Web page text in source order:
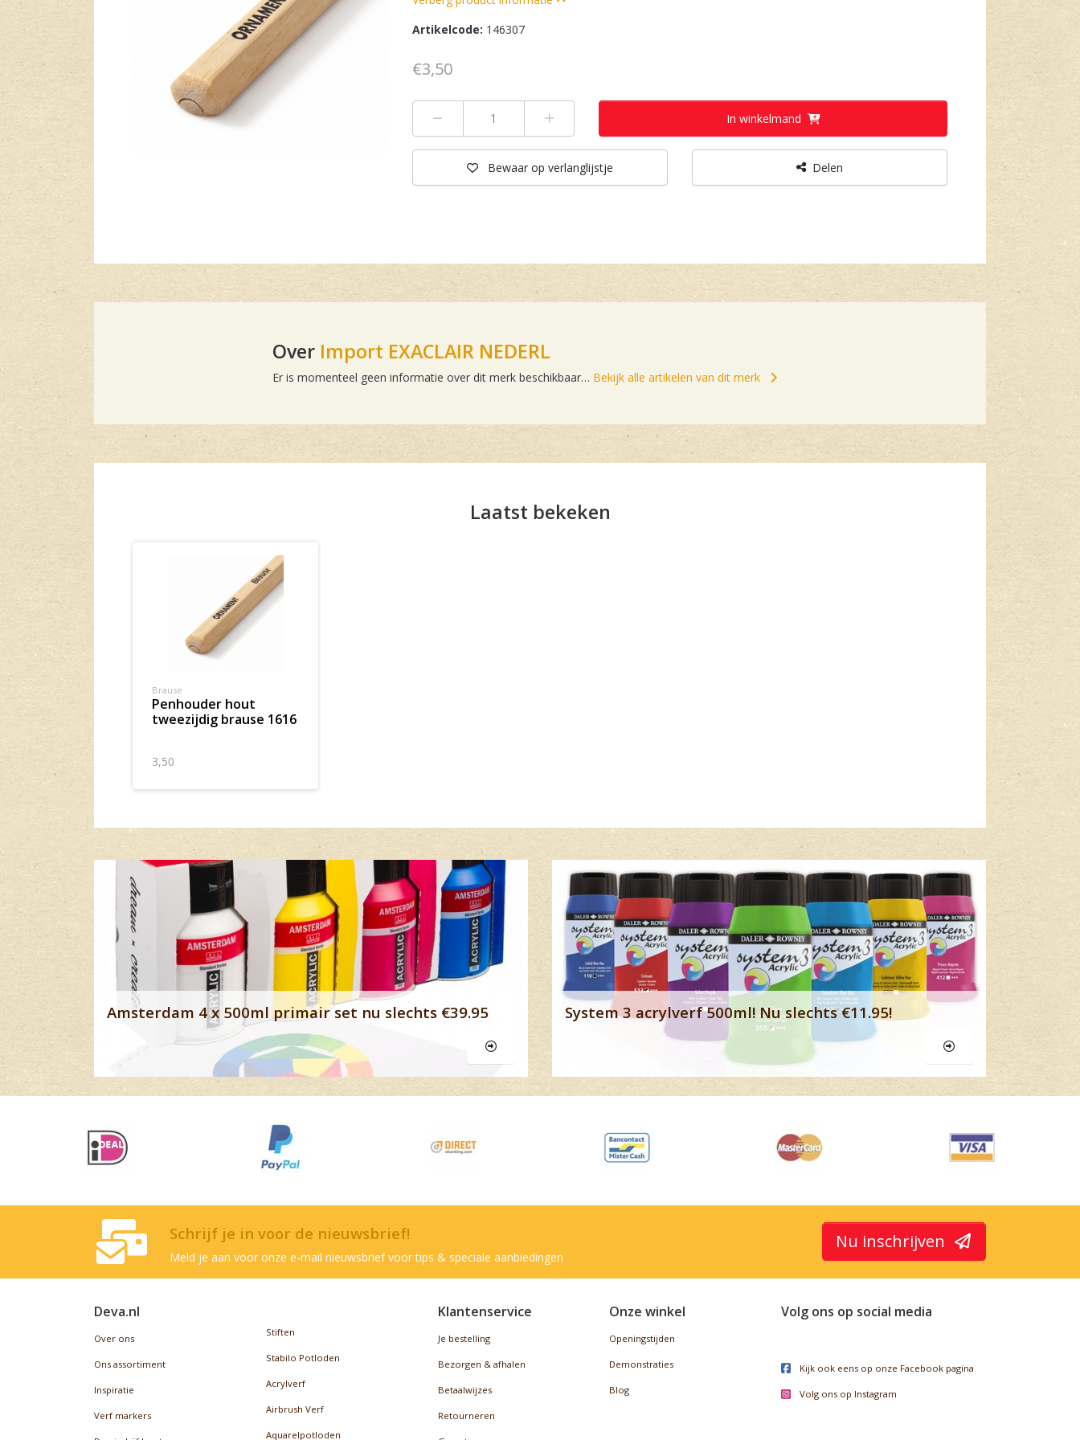
Artikelcode: 146307
€3,50
In winkelmand
Bewaar op verlanglijstje Delen
Over Import EXACLAIR NEDERL
Er is momenteel geen informatie over dit merk beschikbaar… Bekijk alle artikelen van dit merk
Laatst bekeken
Brause
penhouder hout
tweezijdig brause 1616
3,50
Banner row 2
Amsterdam 4 x 500ml primair set nu slechts €39.95 System 3 acrylverf 500ml! Nu slechts €11.95!
Lees meer
Schrijf je in voor de nieuwsbrief!
Meld je aan voor onze e-mail nieuwsbrief voor tips & speciale aanbiedingen
Nu inschrijven
Deva.nl
Over ons
Ons assortiment
Inspiratie
Verf markers
Stiften
Stabilo Potloden
Acrylverf
Airbrush Verf
Aquarelpotloden
Klantenservice
Je bestelling
Bezorgen & afhalen
Betaalwijzes
Retourneren
Onze winkel
Openingstijden
Demonstraties
Blog
Volg ons op social media
Kijk ook eens op onze Facebook pagina
Volg ons op Instagram